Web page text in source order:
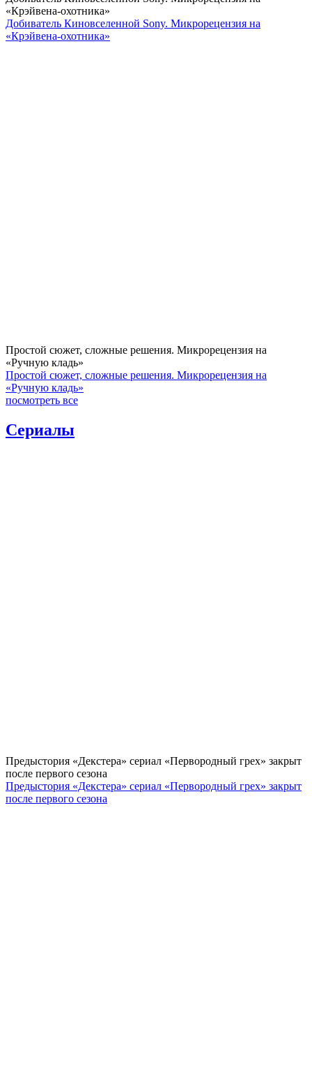
«Крэйвена-охотника»
Добиватель Киновселенной Sony. Микрорецензия на
«Крэйвена-охотника»
Простой сюжет, сложные решения. Микрорецензия на
«Ручную кладь»
Простой сюжет, сложные решения. Микрорецензия на
«Ручную кладь»
посмотреть все
Сериалы
Предыстория «Декстера» сериал «Первородный грех» закрыт
после первого сезона
Предыстория «Декстера» сериал «Первородный грех» закрыт
после первого сезона